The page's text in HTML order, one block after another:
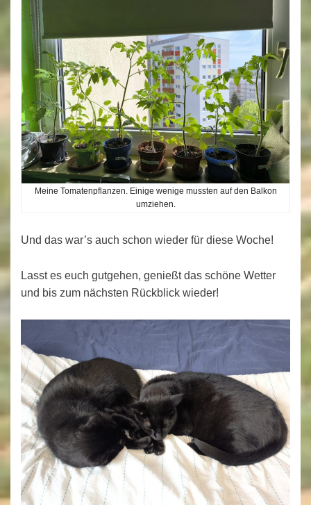
Meine Tomatenpflanzen. Einige wenige mussten auf den Balkon
umziehen.
Und das war’s auch schon wieder für diese Woche!
Lasst es euch gutgehen, genießt das schöne Wetter
und bis zum nächsten Rückblick wieder!